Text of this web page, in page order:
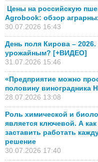
Цены на российскую
Agrobook: обзор
30.07.2026 16:43
День поля Кирова –
урожайным? [+ВИДЕО]
31.07.2026 15:46
«Предприятие можно
половину виноградника
28.07.2026 13:08
Роль химической и
является ключевой. А
заставить работать
решение
30.07.2026 17:40